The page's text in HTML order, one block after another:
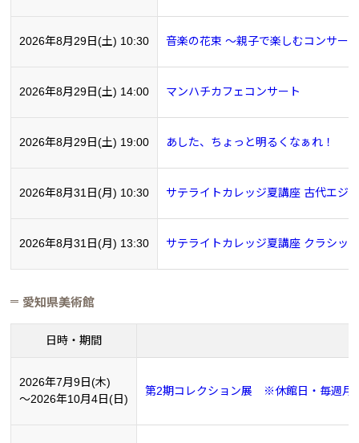
2026年8月29日(土) 10:30 音楽の花束 ～親子で楽しむコンサー
2026年8月29日(土) 14:00 マンハチカフェコンサート
2026年8月29日(土) 19:00 あした、ちょっと明るくなぁれ！
2026年8月31日(月) 10:30 サテライトカレッジ夏講座 古代エジ
2026年8月31日(月) 13:30 サテライトカレッジ夏講座 クラシッ
愛知県美術館
日時・期間
2026年7月9日(木)
～2026年10月4日(日)
第2期コレクション展 ※休館日・毎週月